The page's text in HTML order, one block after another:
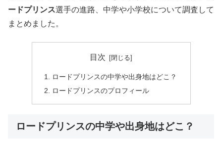
ードプリンス選手の進路、中学や小学校について調査して
まとめました。
目次
ロードプリンスの中学や出身地はどこ？
ロードプリンスのプロフィール
ロードプリンスの中学や出身地はどこ？